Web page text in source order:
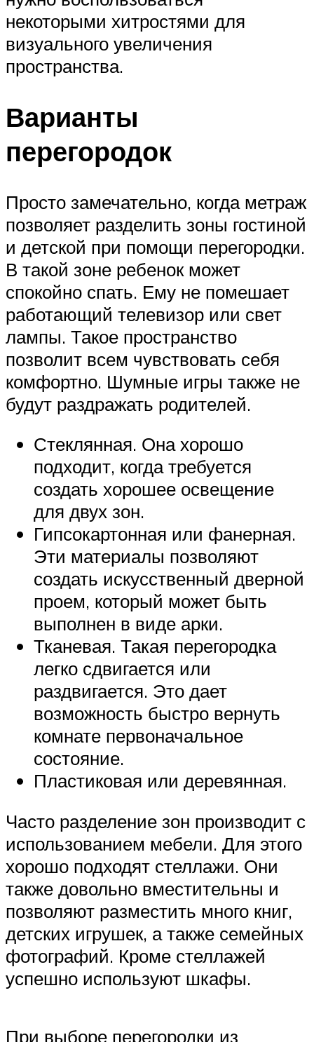
некоторыми хитростями для
визуального увеличения
пространства.
Варианты
перегородок
Просто замечательно, когда метраж
позволяет разделить зоны гостиной
и детской при помощи перегородки.
В такой зоне ребенок может
спокойно спать. Ему не помешает
работающий телевизор или свет
лампы. Такое пространство
позволит всем чувствовать себя
комфортно. Шумные игры также не
будут раздражать родителей.
Стеклянная. Она хорошо
подходит, когда требуется
создать хорошее освещение
для двух зон.
Гипсокартонная или фанерная.
Эти материалы позволяют
создать искусственный дверной
проем, который может быть
выполнен в виде арки.
Тканевая. Такая перегородка
легко сдвигается или
раздвигается. Это дает
возможность быстро вернуть
комнате первоначальное
состояние.
Пластиковая или деревянная.
Часто разделение зон производит с
использованием мебели. Для этого
хорошо подходят стеллажи. Они
также довольно вместительны и
позволяют разместить много книг,
детских игрушек, а также семейных
фотографий. Кроме стеллажей
успешно используют шкафы.
При выборе перегородки из